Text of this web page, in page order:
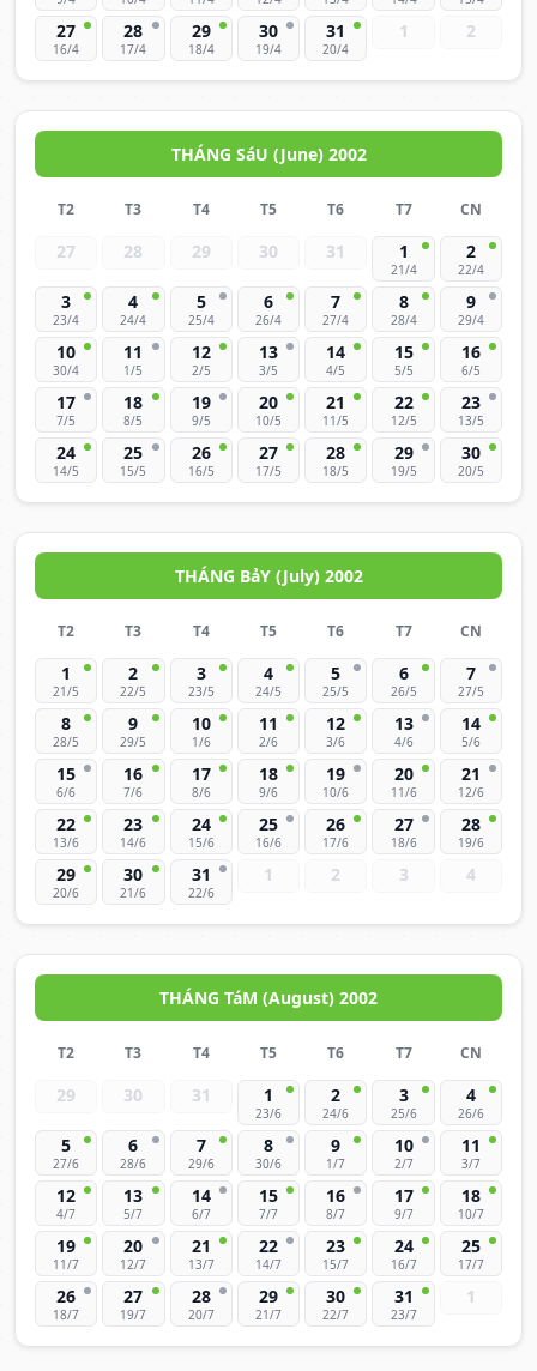
27
16/4
28
17/4
29
18/4
30
19/4
31
20/4
1 2
THÁNG SáU (June) 2002
T2 T3 T4 T5 T6 T7 CN
27 28 29 30 31 1
21/4
2
22/4
3
23/4
4
24/4
5
25/4
6
26/4
7
27/4
8
28/4
9
29/4
10
30/4
11
1/5
12
2/5
13
3/5
14
4/5
15
5/5
16
6/5
17
7/5
18
8/5
19
9/5
20
10/5
21
11/5
22
12/5
23
13/5
24
14/5
25
15/5
26
16/5
27
17/5
28
18/5
29
19/5
30
20/5
THÁNG BảY (July) 2002
T2 T3 T4 T5 T6 T7 CN
1
21/5
2
22/5
3
23/5
4
24/5
5
25/5
6
26/5
7
27/5
8
28/5
9
29/5
10
1/6
11
2/6
12
3/6
13
4/6
14
5/6
15
6/6
16
7/6
17
8/6
18
9/6
19
10/6
20
11/6
21
12/6
22
13/6
23
14/6
24
15/6
25
16/6
26
17/6
27
18/6
28
19/6
29
20/6
30
21/6
31
22/6
1 2 3 4
THÁNG TáM (August) 2002
T2 T3 T4 T5 T6 T7 CN
29 30 31 1
23/6
2
24/6
3
25/6
4
26/6
5
27/6
6
28/6
7
29/6
8
30/6
9
1/7
10
2/7
11
3/7
12
4/7
13
5/7
14
6/7
15
7/7
16
8/7
17
9/7
18
10/7
19
11/7
20
12/7
21
13/7
22
14/7
23
15/7
24
16/7
25
17/7
26
18/7
27
19/7
28
20/7
29
21/7
30
22/7
31
23/7
1